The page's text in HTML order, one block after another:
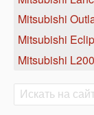
Mitsubishi
Mitsubishi
Mitsubishi L200
Поиск
Поиск